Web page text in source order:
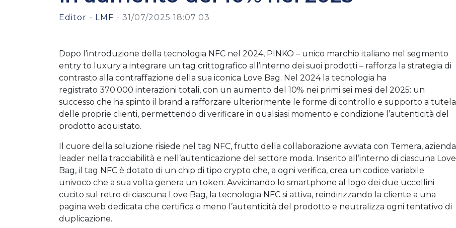
Editor - LMF - 31/07/2025 18:07:03
Dopo l’introduzione della tecnologia NFC nel 2024, PINKO – unico marchio italiano nel segmento
entry to luxury a integrare un tag crittografico all’interno dei suoi prodotti – rafforza la strategia di
contrasto alla contraffazione della sua iconica Love Bag. Nel 2024 la tecnologia ha
registrato 370.000 interazioni totali, con un aumento del 10% nei primi sei mesi del 2025: un
successo che ha spinto il brand a rafforzare ulteriormente le forme di controllo e supporto a tutela
delle proprie clienti, permettendo di verificare in qualsiasi momento e condizione l’autenticità del
prodotto acquistato.
Il cuore della soluzione risiede nel tag NFC, frutto della collaborazione avviata con Temera, azienda
leader nella tracciabilità e nell’autenticazione del settore moda. Inserito all’interno di ciascuna Love
Bag, il tag NFC è dotato di un chip di tipo crypto che, a ogni verifica, crea un codice variabile
univoco che a sua volta genera un token. Avvicinando lo smartphone al logo dei due uccellini
cucito sul retro di ciascuna Love Bag, la tecnologia NFC si attiva, reindirizzando la cliente a una
pagina web dedicata che certifica o meno l’autenticità del prodotto e neutralizza ogni tentativo di
duplicazione.